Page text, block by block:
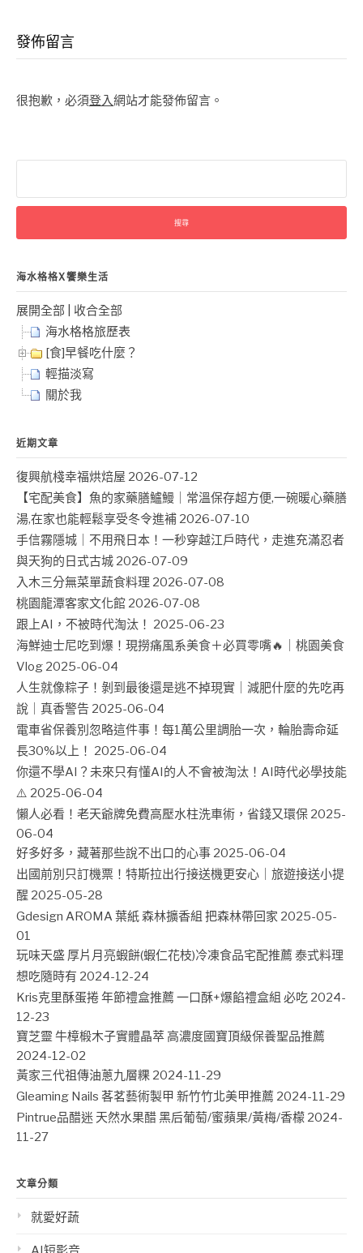
發佈留言
很抱歉，必須登入網站才能發佈留言。
關
字:
海水格格X饗樂生活
展開全部
收合全部
海水格格旅歷表
[食]早餐吃什麼？
輕描淡寫
關於我
近期文章
復興航棧幸福烘焙屋 2026-07-12
【宅配美食】魚的家藥膳鱸鰻｜常溫保存超方便,一碗暖心藥膳
湯,在家也能輕鬆享受冬令進補 2026-07-10
手信霧隱城｜不用飛日本！一秒穿越江戶時代，走進充滿忍者
與天狗的日式古城 2026-07-09
入木三分無菜單蔬食料理 2026-07-08
桃園龍潭客家文化館 2026-07-08
跟上AI，不被時代淘汰！ 2025-06-23
海鮮迪士尼吃到爆！現撈痛風系美食＋必買零嘴🔥｜桃園美食
Vlog 2025-06-04
人生就像粽子！剝到最後還是逃不掉現實｜減肥什麼的先吃再
說｜真香警告 2025-06-04
電車省保養別忽略這件事！每1萬公里調胎一次，輪胎壽命延
長30%以上！ 2025-06-04
你還不學AI？未來只有懂AI的人不會被淘汰！AI時代必學技能
⚠️ 2025-06-04
懶人必看！老天爺牌免費高壓水柱洗車術，省錢又環保 2025-
06-04
好多好多，藏著那些說不出口的心事 2025-06-04
出國前別只訂機票！特斯拉出行接送機更安心｜旅遊接送小提
醒 2025-05-28
Gdesign AROMA 葉紙 森林擴香組 把森林帶回家 2025-05-
01
玩味天盛 厚片月亮蝦餅(蝦仁花枝)冷凍食品宅配推薦 泰式料理
想吃隨時有 2024-12-24
Kris克里酥蛋捲 年節禮盒推薦 一口酥+爆餡禮盒組 必吃 2024-
12-23
寶芝靈 牛樟椴木子實體晶萃 高濃度國寶頂級保養聖品推薦
2024-12-02
黃家三代祖傳油蔥九層粿 2024-11-29
Gleaming Nails 茖茗藝術製甲 新竹竹北美甲推薦 2024-11-29
Pintrue品醋迷 天然水果醋 黑后葡萄/蜜蘋果/黃梅/香檬 2024-
11-27
文章分類
就愛好蔬